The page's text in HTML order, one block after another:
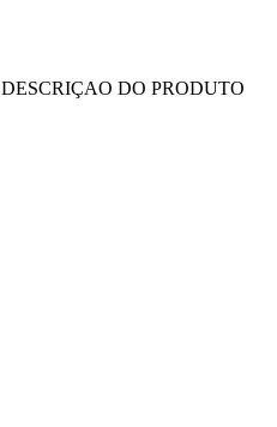
DESCRIÇAO DO PRODUTO